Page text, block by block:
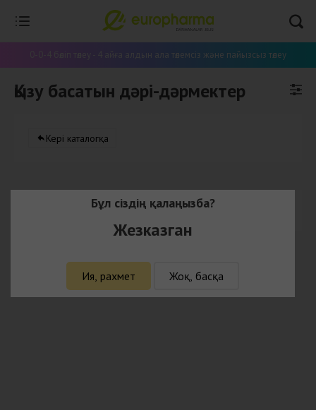
0-0-4 бөліп төлеу - 4 айға алдын ала төлемсіз және пайызсыз төлеу
Қызу басатын дәрі-дәрмектер
Кері каталогқа
Бұл категорияда тауарлар жоқ
Бұл сіздің қалаңызба?
Жезказган
Ия, рахмет Жоқ, басқа